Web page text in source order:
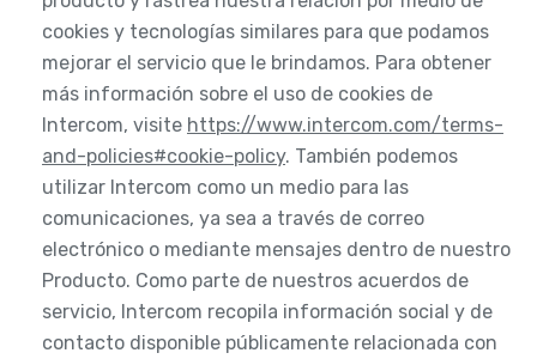
cookies y tecnologías similares para que podamos
mejorar el servicio que le brindamos. Para obtener
más información sobre el uso de cookies de
Intercom, visite https://www.intercom.com/terms-
and-policies#cookie-policy. También podemos
utilizar Intercom como un medio para las
comunicaciones, ya sea a través de correo
electrónico o mediante mensajes dentro de nuestro
Producto. Como parte de nuestros acuerdos de
servicio, Intercom recopila información social y de
contacto disponible públicamente relacionada con